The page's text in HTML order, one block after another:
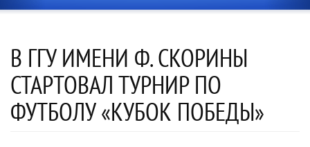
В ГГУ ИМЕНИ Ф. СКОРИНЫ
СТАРТОВАЛ ТУРНИР ПО
ФУТБОЛУ «КУБОК ПОБЕДЫ»